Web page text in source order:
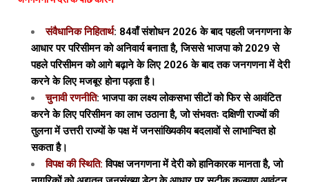
संवैधानिक निहितार्थ: 84वाँ संशोधन 2026 के बाद पहली जनगणना के
आधार पर परिसीमन को अनिवार्य बनाता है, जिससे भाजपा को 2029 से
पहले परिसीमन को आगे बढ़ाने के लिए 2026 के बाद तक जनगणना में देरी
करने के लिए मजबूर होना पड़ता है।
चुनावी रणनीति: भाजपा का लक्ष्य लोकसभा सीटों को फिर से आवंटित
करने के लिए परिसीमन का लाभ उठाना है, जो संभवतः दक्षिणी राज्यों की
तुलना में उत्तरी राज्यों के पक्ष में जनसांख्यिकीय बदलावों से लाभान्वित हो
सकता है।
विपक्ष की स्थिति: विपक्ष जनगणना में देरी को हानिकारक मानता है, जो